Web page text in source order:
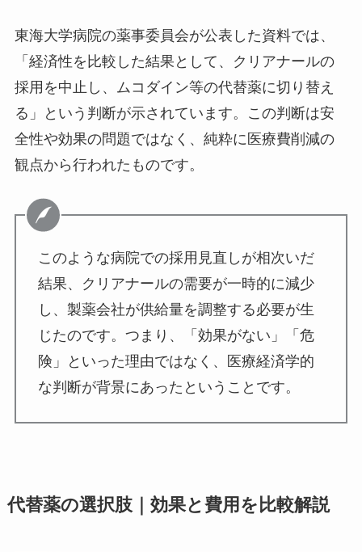
東海大学病院の薬事委員会が公表した資料では、
「経済性を比較した結果として、クリアナールの
採用を中止し、ムコダイン等の代替薬に切り替え
る」という判断が示されています。この判断は安
全性や効果の問題ではなく、純粋に医療費削減の
観点から行われたものです。
このような病院での採用見直しが相次いだ
結果、クリアナールの需要が一時的に減少
し、製薬会社が供給量を調整する必要が生
じたのです。つまり、「効果がない」「危
険」といった理由ではなく、医療経済学的
な判断が背景にあったということです。
代替薬の選択肢｜効果と費用を比較解説